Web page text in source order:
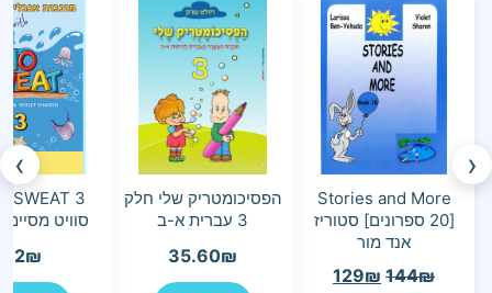
‹
Stories and More
[20 ספרונים] סטוריז
אנד מור
144₪
129₪
הפסיכומטריק שלי חלק
3 עברית א-ב
35.60₪
סוויט
42₪
›